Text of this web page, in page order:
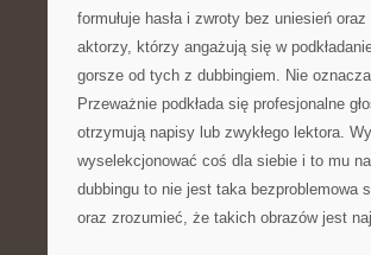
formułuje hasła i zwroty bez uniesień
aktorzy, którzy angażują się w
gorsze od tych z dubbingiem. Nie
Przeważnie podkłada się profesjonalne
otrzymują napisy lub zwykłego lektora.
wyselekcjonować coś dla siebie i to mu
dubbingu to nie jest taka bezproblemowa
oraz zrozumieć, że takich obrazów jest